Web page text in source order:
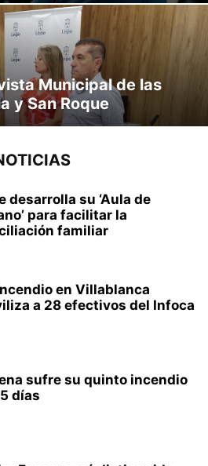
Municipal de las
y San Roque
desarrolla su ‘Aula de
para facilitar la
familiar
en Villablanca
a 28 efectivos del Infoca
sufre su quinto incendio
días